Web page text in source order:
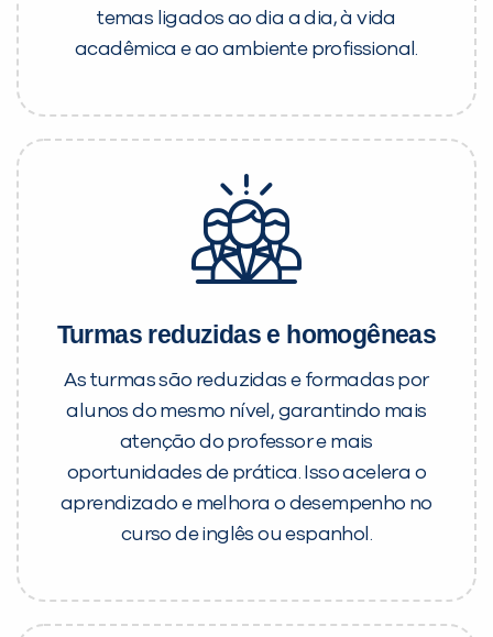
temas ligados ao dia a dia, à vida
acadêmica e ao ambiente profissional.
Turmas reduzidas e homogêneas
As turmas são reduzidas e formadas por
alunos do mesmo nível, garantindo mais
atenção do professor e mais
oportunidades de prática. Isso acelera o
aprendizado e melhora o desempenho no
curso de inglês ou espanhol.